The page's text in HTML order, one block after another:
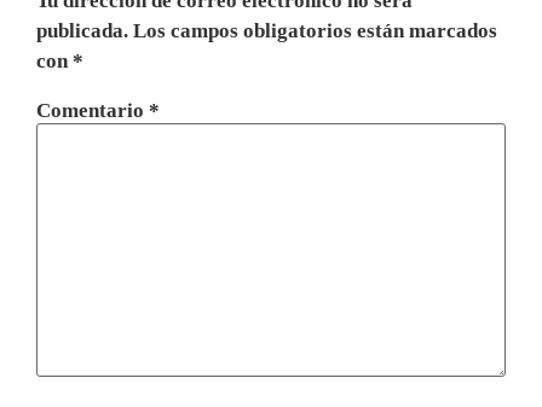
publicada. Los campos obligatorios están marcados
con*
Comentario *